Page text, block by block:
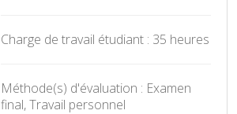
Charge de travail étudiant : 35 heures
Méthode(s) d'évaluation : Examen
final, Travail personnel